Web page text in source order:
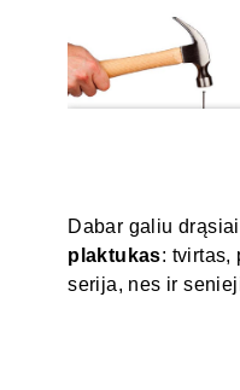
Dabar galiu
plaktukas: tvirtas,
serija, nes ir